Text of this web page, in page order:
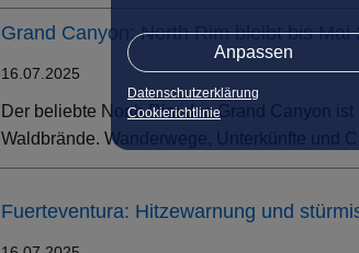
Anpassen
Datenschutzerklärung
Cookierichtlinie
Grand Canyon: North Rim bleibt bis Mai
16.07.2025
Der beliebte North Rim des Grand Canyon
Waldbrände. Wanderwege, Unterkünfte und
Fuerteventura: Hitzewarnung und